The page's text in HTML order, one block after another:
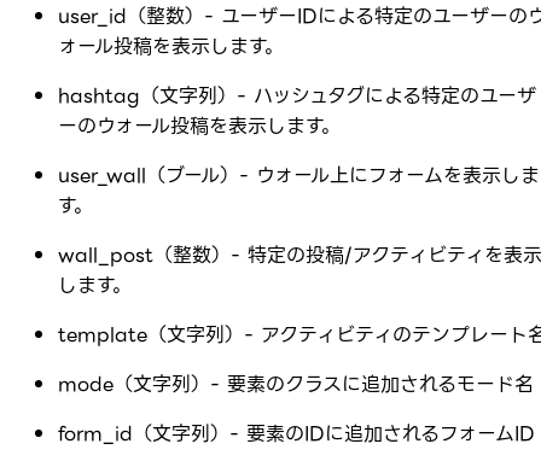
user_id（整数）- ユーザーIDによる特定のユーザーの
ォール投稿を表示します。
hashtag（文字列）- ハッシュタグによる特定のユーザ
ーのウォール投稿を表示します。
user_wall（ブール）- ウォール上にフォームを表示しま
す。
wall_post（整数）- 特定の投稿/アクティビティを表示
します。
template（文字列）- アクティビティのテンプレート
mode（文字列）- 要素のクラスに追加されるモード名
form_id（文字列）- 要素のIDに追加されるフォームID